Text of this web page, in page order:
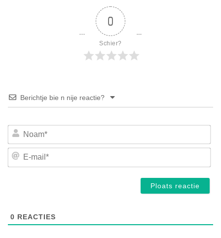
0
Schier?
Berichtje bie n nije reactie?
E-
0 REACTIES